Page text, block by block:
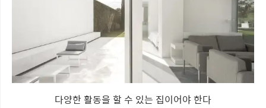
다양한 활동을 할 수 있는 집이어야 한다